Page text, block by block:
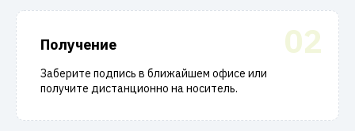
02
Получение
Заберите подпись в ближайшем офисе или
получите дистанционно на носитель.